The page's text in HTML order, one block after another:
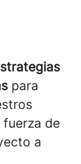
para
fuerza de
a